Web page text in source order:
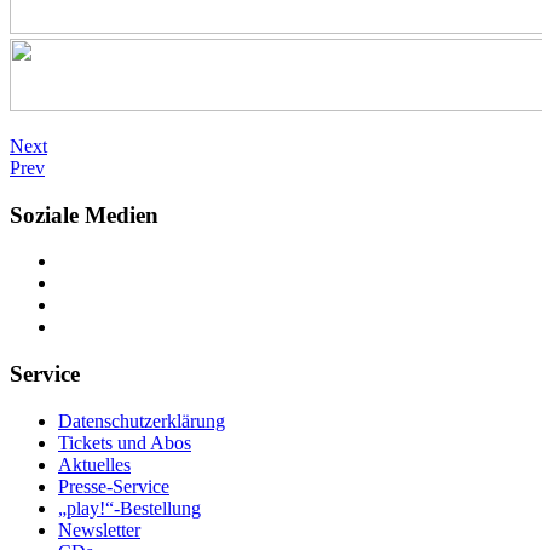
Next
Prev
Soziale Medien
Service
Datenschutzerklärung
Tickets und Abos
Aktuelles
Presse-Service
„play!“-Bestellung
Newsletter